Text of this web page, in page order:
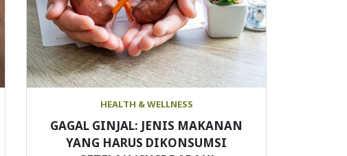
GAGAL GINJAL: JENIS MAKANAN
YANG HARUS DIKONSUMSI
SETELAH ‘CUCI DARAH’
Apa itu ‘Gagal Ginjal’?Ginjal adalah organ tubuh
Continue Reading